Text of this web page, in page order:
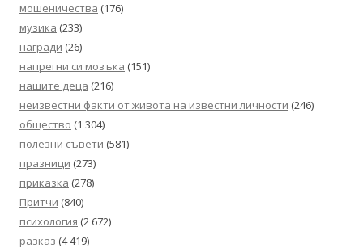
мошеничества (176)
музика (233)
награди (26)
напрегни си мозъка (151)
нашите деца (216)
неизвестни факти от живота на известни личности (246)
общество (1 304)
полезни съвети (581)
празници (273)
приказка (278)
Притчи (840)
психология (2 672)
разказ (4 419)